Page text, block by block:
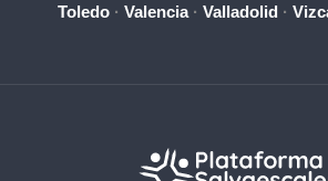
Toledo · Valencia· Valladolid ·